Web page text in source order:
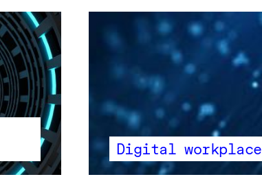
Digital workplace